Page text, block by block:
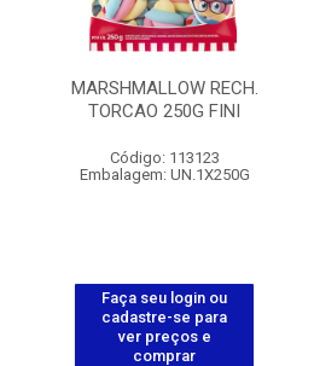
MARSHMALLOW RECH.
TORCAO 250G FINI
Código: 113123
Embalagem: UN.1X250G
Faça seu login ou
cadastre-se para
ver preços e
comprar